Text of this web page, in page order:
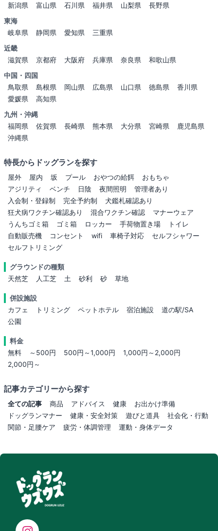
新潟県
富山県 石川県 福井県 山梨県
長野県
東海
岐阜県
静岡県 愛知県
三重県
近畿
滋賀県
京都府 大阪府 兵庫県 奈良県
和歌山県
中国・四国
鳥取県
島根県 岡山県 広島県 山口県 徳島県
香川県
愛媛県
高知県
九州・沖縄
福岡県
佐賀県 長崎県 熊本県 大分県 宮崎県
鹿児島県
沖縄県
特長からドッグランを探す
屋外 屋内 坂 プール おやつの給餌
おもちゃ
アジリティ
ベンチ 日陰 夜間照明
管理者あり
入会制・登録制
完全予約制
犬鑑札確認あり
狂犬病ワクチン確認あり
混合ワクチン確認
マナーウェア
うんちゴミ箱
ゴミ箱 ロッカー 手荷物置き場
トイレ
自動販売機
コンセント wifi 車椅子対応
セルフシャワー
セルフトリミング
グラウンドの種類
天然芝
人工芝 土 砂利 砂 草地
併設施設
カフェ
トリミング ペットホテル 宿泊施設
道の駅/SA
公園
料金
無料
～500円 500円～1,000円
1,000円～2,000円
2,000円～
記事カテゴリーから探す
全ての記事 商品 アドバイス 健康
お出かけ準備
ドッグランマナー
健康・安全対策 遊びと道具
社会化・行動
関節・足腰ケア
疲労・体調管理 運動・身体データ